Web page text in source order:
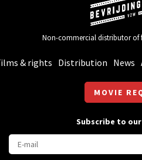
Non-commercial distributor of
& rights Distribution News
MOVIE
Subscribe to